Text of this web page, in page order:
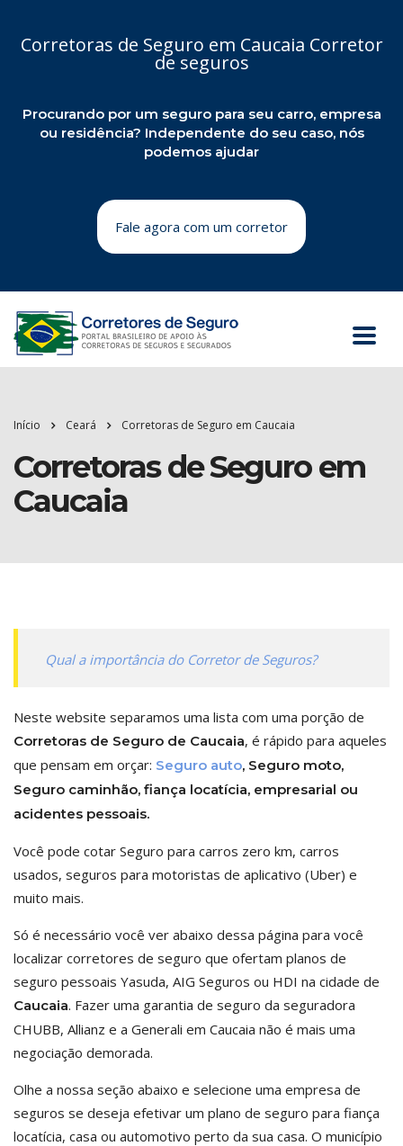
Corretoras de Seguro em Caucaia Corretor
de seguros
Procurando por um seguro para seu carro, empresa
ou residência? Independente do seu caso, nós
podemos ajudar
Fale agora com um corretor
Início Ceará Corretoras de Seguro em Caucaia
Corretoras de Seguro em
Caucaia
Qual a importância do Corretor de Seguros?
Neste website separamos uma lista com uma porção de
Corretoras de Seguro de Caucaia, é rápido para aqueles
que pensam em orçar: Seguro auto, Seguro moto,
Seguro caminhão, fiança locatícia, empresarial ou
acidentes pessoais.
Você pode cotar Seguro para carros zero km, carros
usados, seguros para motoristas de aplicativo (Uber) e
muito mais.
Só é necessário você ver abaixo dessa página para você
localizar corretores de seguro que ofertam planos de
seguro pessoais Yasuda, AIG Seguros ou HDI na cidade de
Caucaia. Fazer uma garantia de seguro da seguradora
CHUBB, Allianz e a Generali em Caucaia não é mais uma
negociação demorada.
Olhe a nossa seção abaixo e selecione uma empresa de
seguros se deseja efetivar um plano de seguro para fiança
locatícia, casa ou automotivo perto da sua casa. O município